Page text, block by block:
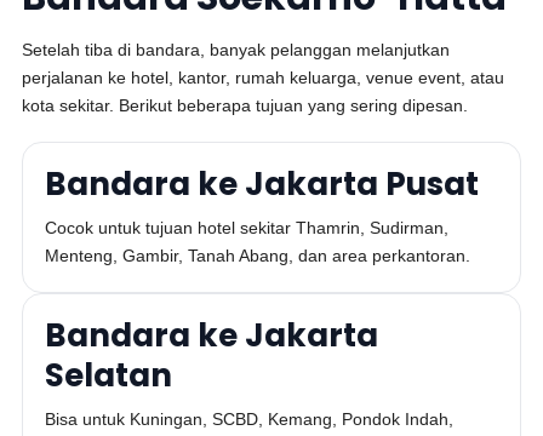
Setelah tiba di bandara, banyak pelanggan melanjutkan
perjalanan ke hotel, kantor, rumah keluarga, venue event, atau
kota sekitar. Berikut beberapa tujuan yang sering dipesan.
Bandara ke Jakarta Pusat
Cocok untuk tujuan hotel sekitar Thamrin, Sudirman,
Menteng, Gambir, Tanah Abang, dan area perkantoran.
Bandara ke Jakarta
Selatan
Bisa untuk Kuningan, SCBD, Kemang, Pondok Indah,